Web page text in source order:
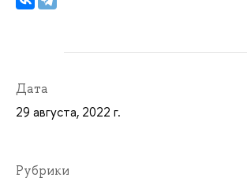
Дата
29 августа, 2022 г.
Рубрики